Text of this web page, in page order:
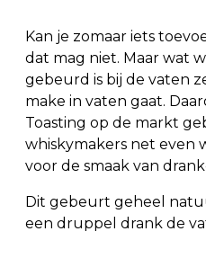
Kan je zomaar iets
dat mag niet. Maar wat
gebeurd is bij de vaten
make in vaten gaat.
Toasting op de markt
whiskymakers net even
voor de smaak van
Dit gebeurt geheel
een druppel drank de